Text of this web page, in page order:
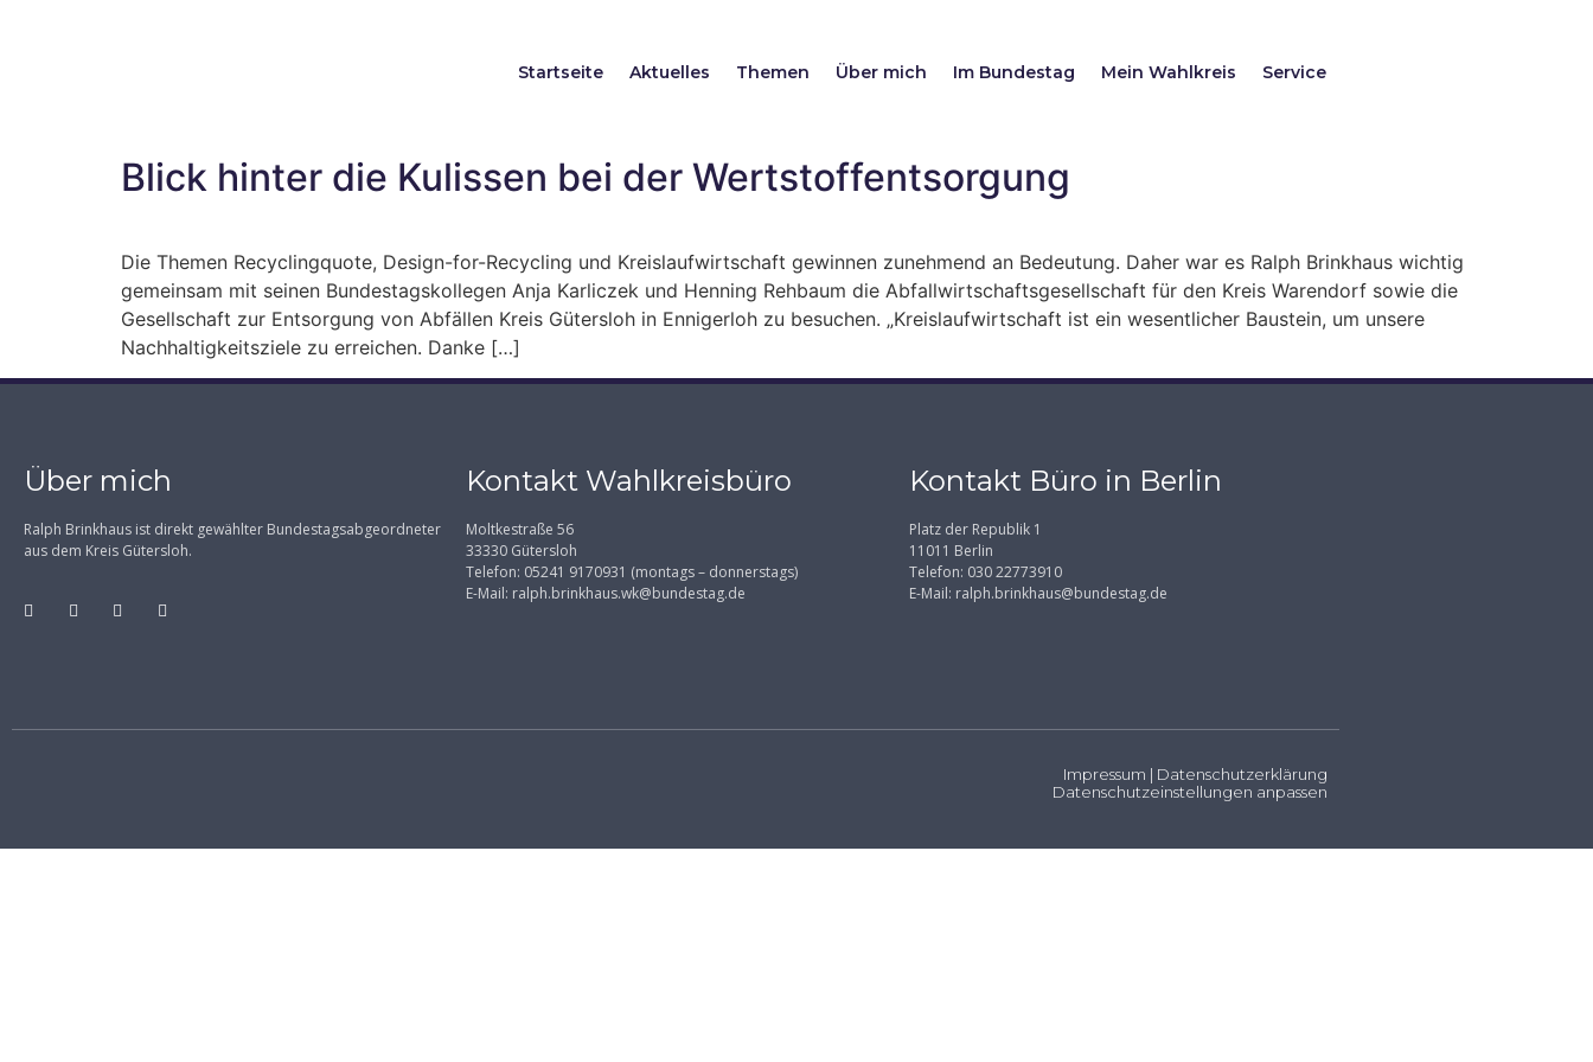
Startseite Aktuelles Themen Über mich Im Bundestag Mein Wahlkreis Service
Blick hinter die Kulissen bei der Wertstoffentsorgung
Die Themen Recyclingquote, Design-for-Recycling und Kreislaufwirtschaft gewinnen zunehmend an Bedeutung. Daher war es Ralph Brinkhaus wichtig
gemeinsam mit seinen Bundestagskollegen Anja Karliczek und Henning Rehbaum die Abfallwirtschaftsgesellschaft für den Kreis Warendorf sowie die
Gesellschaft zur Entsorgung von Abfällen Kreis Gütersloh in Ennigerloh zu besuchen. „Kreislaufwirtschaft ist ein wesentlicher Baustein, um unsere
Nachhaltigkeitsziele zu erreichen. Danke […]
Über mich
Ralph Brinkhaus ist direkt gewählter Bundestagsabgeordneter
aus dem Kreis Gütersloh.
Kontakt Wahlkreisbüro
Moltkestraße 56
33330 Gütersloh
Telefon: 05241 9170931 (montags – donnerstags)
E-Mail: ralph.brinkhaus.wk@bundestag.de
Kontakt Büro in Berlin
Platz der Republik 1
11011 Berlin
Telefon: 030 22773910
E-Mail: ralph.brinkhaus@bundestag.de
Impressum | Datenschutzerklärung
Datenschutzeinstellungen anpassen